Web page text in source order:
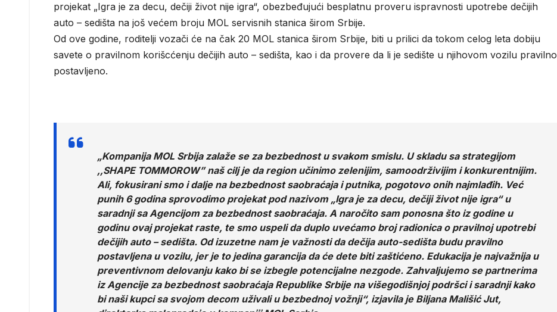
projekat „Igra je za decu, dečiji život nije igra“, obezbeđujući besplatnu proveru ispravnosti upotrebe dečijih
auto – sedišta na još većem broju MOL servisnih stanica širom Srbije.
Od ove godine, roditelji vozači će na čak 20 MOL stanica širom Srbije, biti u prilici da tokom celog leta dobiju
savete o pravilnom korišcćenju dečijih auto – sedišta, kao i da provere da li je sedište u njihovom vozilu pravilno
postavljeno.
„Kompanija MOL Srbija zalaže se za bezbednost u svakom smislu. U skladu sa strategijom
,,SHAPE TOMMOROW” naš cilj je da region učinimo zelenijim, samoodrživijim i konkurentnijim.
Ali, fokusirani smo i dalje na bezbednost saobraćaja i putnika, pogotovo onih najmlađih. Već
punih 6 godina sprovodimo projekat pod nazivom „Igra je za decu, dečiji život nije igra“ u
saradnji sa Agencijom za bezbednost saobraćaja. A naročito sam ponosna što iz godine u
godinu ovaj projekat raste, te smo uspeli da duplo uvećamo broj radionica o pravilnoj upotrebi
dečijih auto – sedišta. Od izuzetne nam je važnosti da dečija auto-sedišta budu pravilno
postavljena u vozilu, jer je to jedina garancija da će dete biti zaštićeno. Edukacija je najvažnija u
preventivnom delovanju kako bi se izbegle potencijalne nezgode. Zahvaljujemo se partnerima
iz Agencije za bezbednost saobraćaja Republike Srbije na višegodišnjoj podršci i saradnji kako
bi naši kupci sa svojom decom uživali u bezbednoj vožnji“, izjavila je Biljana Mališić Jut,